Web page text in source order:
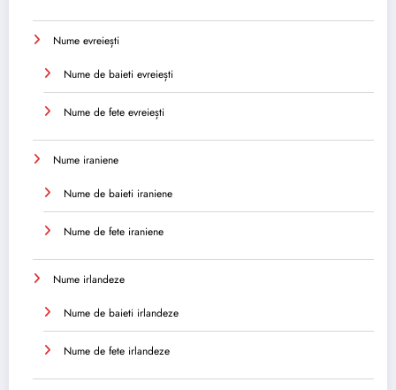
Nume evreiești
Nume de baieti evreiești
Nume de fete evreiești
Nume iraniene
Nume de baieti iraniene
Nume de fete iraniene
Nume irlandeze
Nume de baieti irlandeze
Nume de fete irlandeze